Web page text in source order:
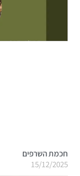
חכמת השרפים
15/12/2025